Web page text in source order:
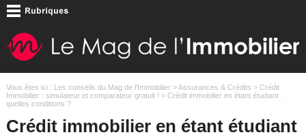
Vous êtes ici : Les conseils du Mag de l'Immobilier>Assurances & Crédits > Crédit
Immobilier : simulateur et comparateur gratuit ! > Crédit immobilier en étant étudiant :
quelles conditions ?
Crédit immobilier en étant étudiant